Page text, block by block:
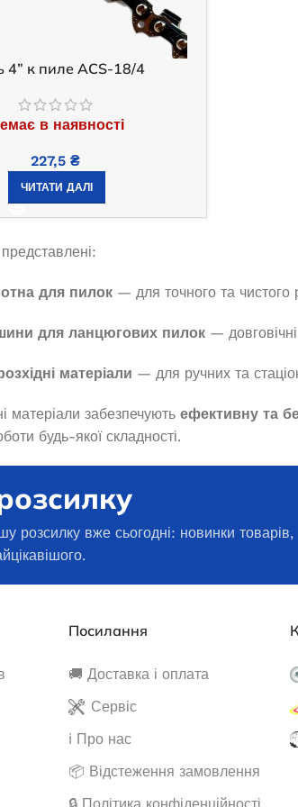
₴
4” к пиле ACS-18/4
в наявності
227,5₴
ЧИТАТИ ДАЛІ
представлені:
для пилок— для точного та чистого
для ланцюгових пилок— довговічні
матеріали — для ручних та
матеріали забезпечують ефективну та
будь-якої складності.
розсилку вже сьогодні: новинки товарів,
Посилання
🚚 Доставка і оплата
Сервіс
ℹ️ Про нас
📦 Відстеження замовлення